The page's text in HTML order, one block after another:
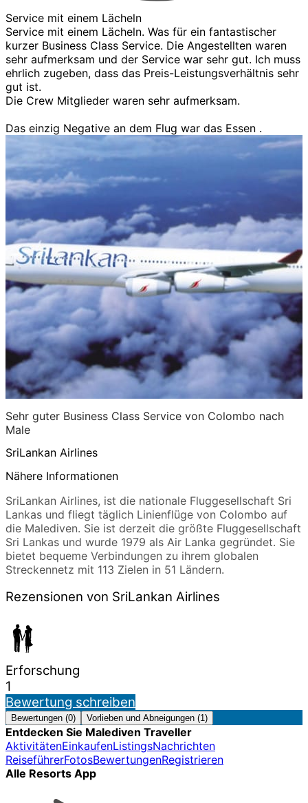
Service mit einem Lächeln
Service mit einem Lächeln. Was für ein fantastischer
kurzer Business Class Service. Die Angestellten waren
sehr aufmerksam und der Service war sehr gut. Ich muss
ehrlich zugeben, dass das Preis-Leistungsverhältnis sehr
gut ist.
Die Crew Mitglieder waren sehr aufmerksam.
Das einzig Negative an dem Flug war das Essen .
Sehr guter Business Class Service von Colombo nach
Male
SriLankan Airlines
Nähere Informationen
SriLankan Airlines, ist die nationale Fluggesellschaft Sri
Lankas und fliegt täglich Linienflüge von Colombo auf
die Malediven. Sie ist derzeit die größte Fluggesellschaft
Sri Lankas und wurde 1979 als Air Lanka gegründet. Sie
bietet bequeme Verbindungen zu ihrem globalen
Streckennetz mit 113 Zielen in 51 Ländern.
Rezensionen von SriLankan Airlines
Erforschung
1
Bewertung schreiben
Bewertungen (0) Vorlieben und Abneigungen (1)
Entdecken Sie Malediven Traveller
AktivitätenEinkaufenListingsNachrichten
ReiseführerFotosBewertungenRegistrieren
Alle Resorts App